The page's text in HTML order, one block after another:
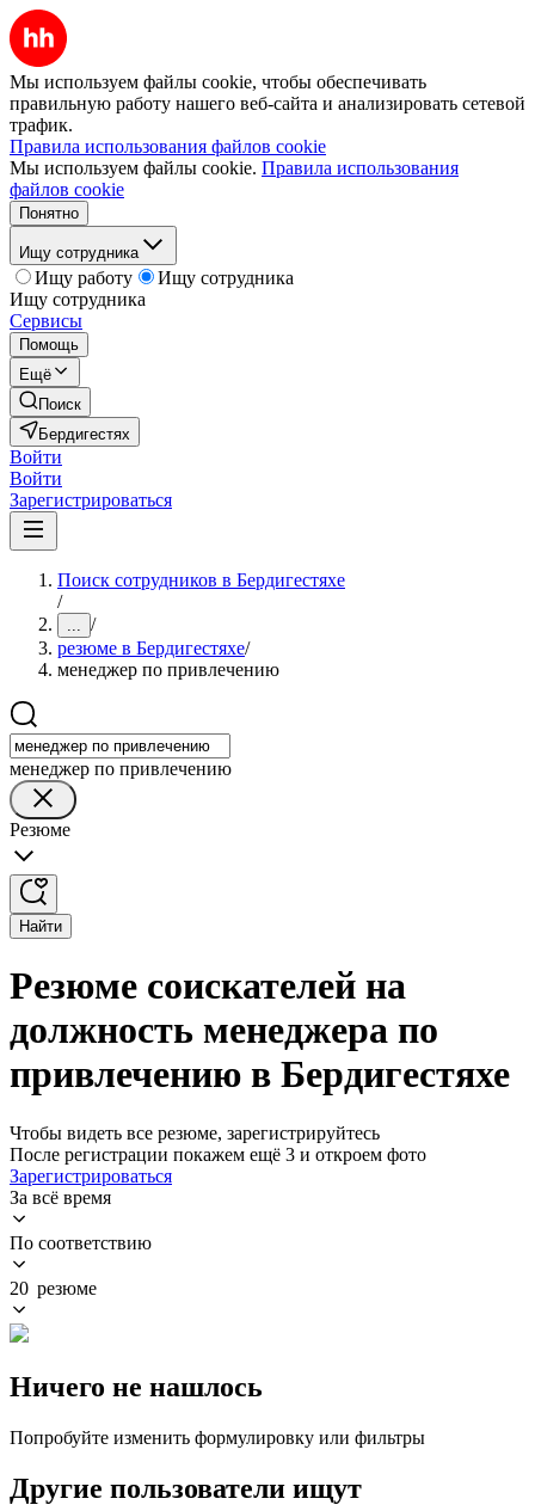
Мы используем файлы cookie, чтобы обеспечивать
правильную работу нашего веб-сайта и анализировать сетевой
трафик.
Правила использования файлов cookie
Мы используем файлы cookie. Правила использования
файлов cookie
Понятно
Ищу сотрудника
Ищу работу
Ищу сотрудника
Ищу сотрудника
Сервисы
Помощь
Ещё
Поиск
Бердигестях
Войти
Войти
Зарегистрироваться
Поиск сотрудников в Бердигестяхе
/
... /
резюме в Бердигестяхе/
менеджер по привлечению
менеджер по привлечению
Резюме
Найти
Резюме соискателей на
должность менеджера по
привлечению в Бердигестяхе
Чтобы видеть все резюме, зарегистрируйтесь
После регистрации покажем ещё 3 и откроем фото
Зарегистрироваться
За всё время
По соответствию
20 резюме
Ничего не нашлось
Попробуйте изменить формулировку или фильтры
Другие пользователи ищут